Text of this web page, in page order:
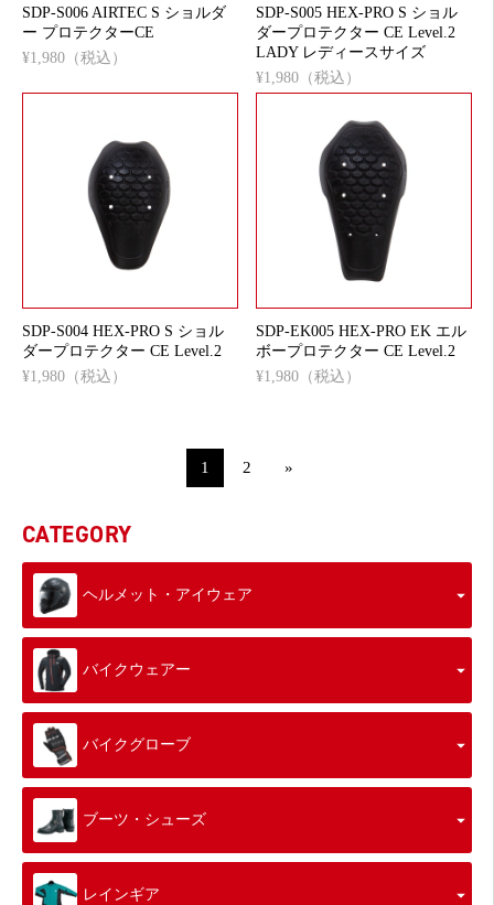
SDP-S006 AIRTEC S ショルダ
ー プロテクターCE
¥1,980（税込）
SDP-S005 HEX-PRO S ショル
ダープロテクター CE Level.2
LADY レディースサイズ
¥1,980（税込）
SDP-S004 HEX-PRO S ショル
ダープロテクター CE Level.2
¥1,980（税込）
SDP-EK005 HEX-PRO EK エル
ボープロテクター CE Level.2
¥1,980（税込）
1 2 »
CATEGORY
ヘルメット・アイウェア
バイクウェアー
バイクグローブ
ブーツ・シューズ
レインギア